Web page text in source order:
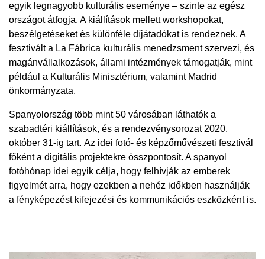
Rólunk
egyik legnagyobb kulturális eseménye – szinte az egész
országot átfogja. A kiállítások mellett workshopokat,
beszélgetéseket és különféle díjátadókat is rendeznek. A
fesztivált a La Fábrica kulturális menedzsment szervezi, és
magánvállalkozások, állami intézmények támogatják, mint
például a Kulturális Minisztérium, valamint Madrid
önkormányzata.
Spanyolország több mint 50 városában láthatók a
szabadtéri kiállítások, és a rendezvénysorozat 2020.
október 31-ig tart. Az idei fotó- és képzőművészeti fesztivál
főként a digitális projektekre összpontosít. A spanyol
fotóhónap idei egyik célja, hogy felhívják az emberek
figyelmét arra, hogy ezekben a nehéz időkben használják
a fényképezést kifejezési és kommunikációs eszközként is.